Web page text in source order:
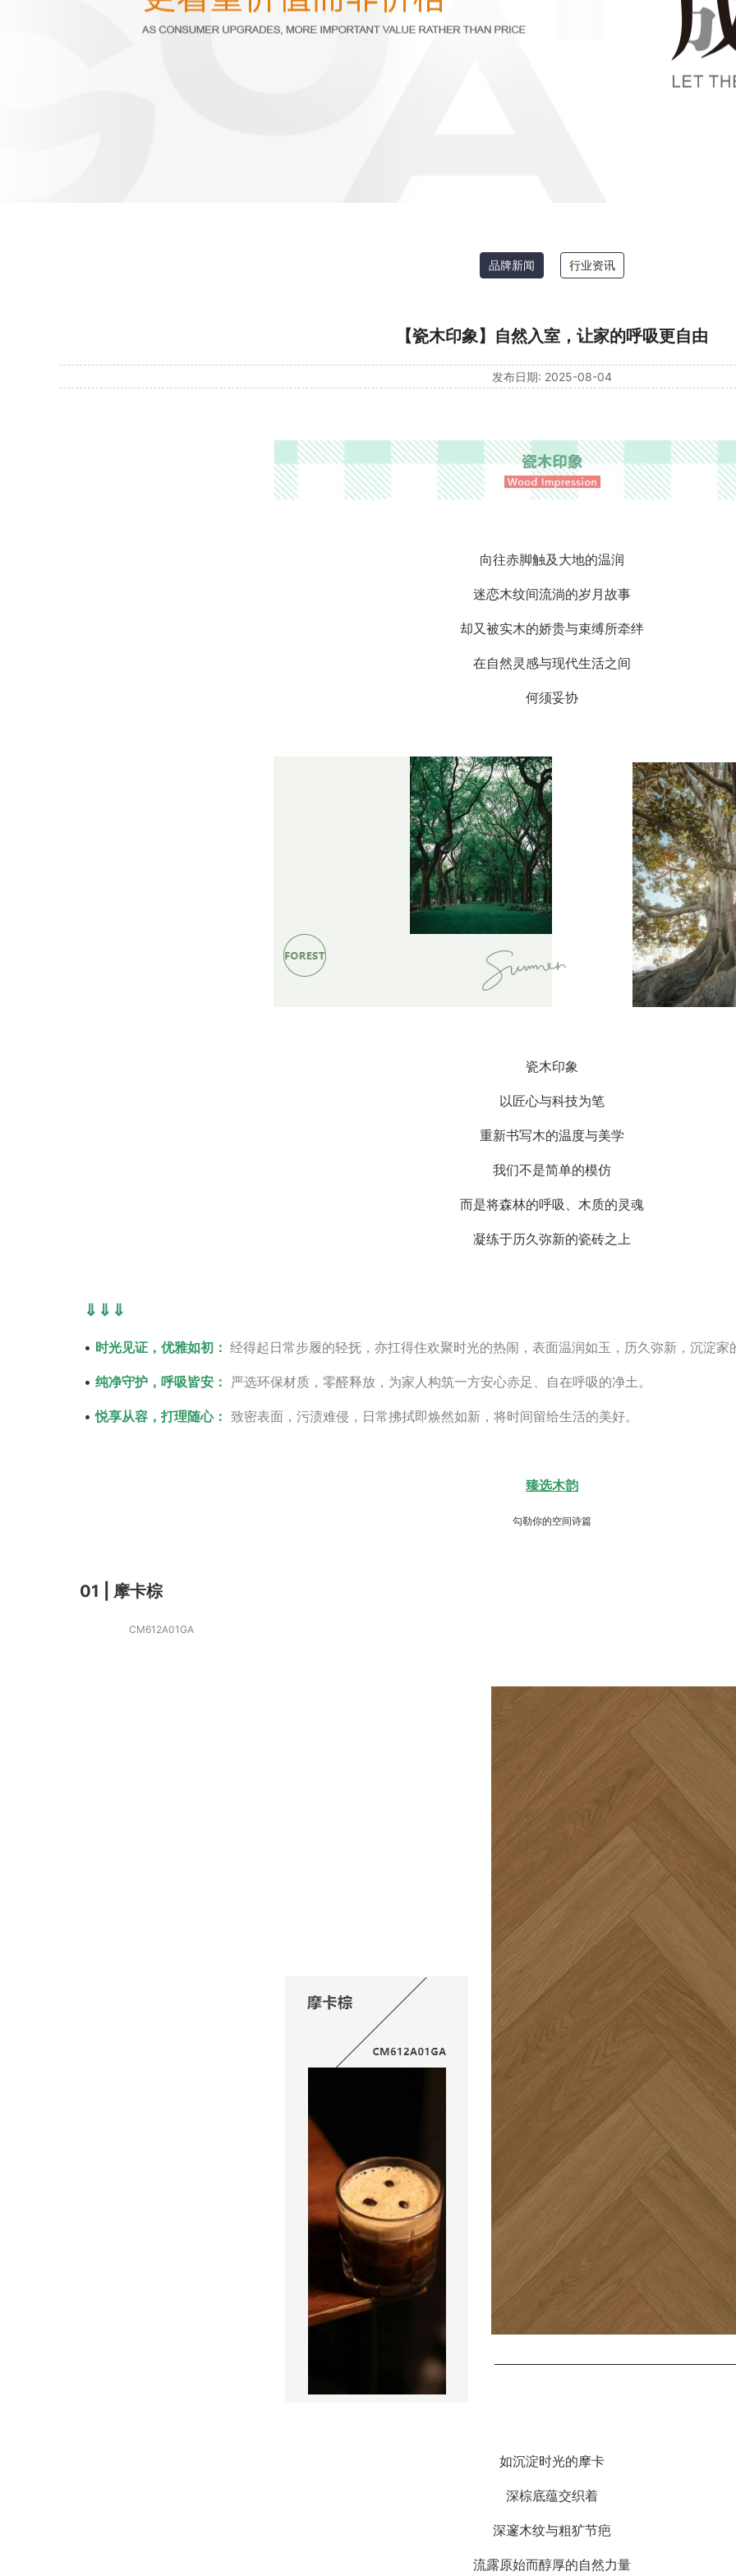
品牌新闻 行业资讯
【瓷木印象】自然入室，让家的呼吸更自由
发布日期: 2025-08-04
向往赤脚触及大地的温润
迷恋木纹间流淌的岁月故事
却又被实木的娇贵与束缚所牵绊
在自然灵感与现代生活之间
何须妥协
瓷木印象
以匠心与科技为笔
重新书写木的温度与美学
我们不是简单的模仿
而是将森林的呼吸、木质的灵魂
凝练于历久弥新的瓷砖之上
⇓⇓⇓
• 时光见证，优雅如初： 经得起日常步履的轻抚，亦扛得住欢聚时光的热闹，表面温润如玉，历久弥新，沉淀家
• 纯净守护，呼吸皆安： 严选环保材质，零醛释放，为家人构筑一方安心赤足、自在呼吸的净土。
•悦享从容，打理随心： 致密表面，污渍难侵，日常拂拭即焕然如新，将时间留给生活的美好。
臻选木韵
勾勒你的空间诗篇
01 | 摩卡棕
CM612A01GA
如沉淀时光的摩卡
深棕底蕴交织着
深邃木纹与粗犷节疤
流露原始而醇厚的自然力量